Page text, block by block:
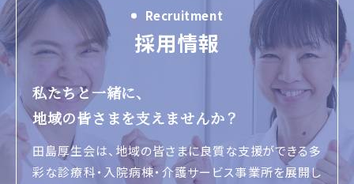
Recruitment
採用情報
私たちと一緒に、
地域の皆さまを支えませんか？
田島厚生会は、地域の皆さまに良質な支援ができる多
彩な診療科・入院病棟・介護サービス事業所を展開し